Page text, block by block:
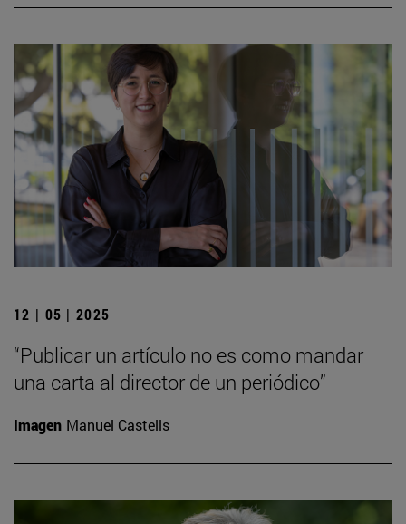
12 | 05 | 2025
“Publicar un artículo no es como mandar
una carta al director de un periódico”
Imagen Manuel Castells